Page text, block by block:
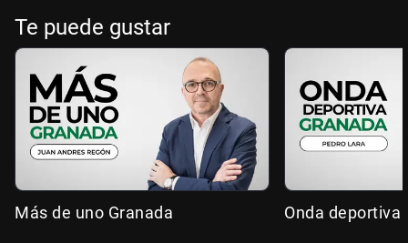
Te puede gustar
Más de uno Granada Onda deportiva